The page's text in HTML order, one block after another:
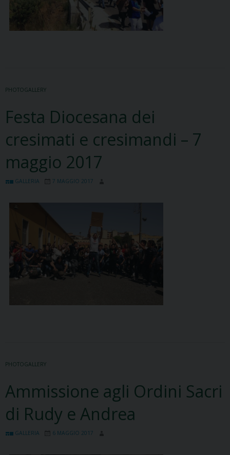
PHOTOGALLERY
Festa Diocesana dei
cresimati e cresimandi – 7
maggio 2017
GALLERIA 7 MAGGIO 2017
PHOTOGALLERY
Ammissione agli Ordini Sacri
di Rudy e Andrea
GALLERIA 6 MAGGIO 2017